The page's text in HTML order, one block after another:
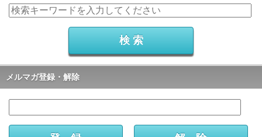
メルマガ登録・解除